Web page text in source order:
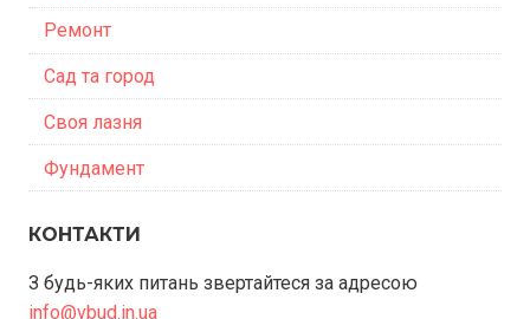
Ремонт
Сад та город
Своя лазня
Фундамент
КОНТАКТИ
З будь-яких питань звертайтеся за адресою
info@vbud.in.ua